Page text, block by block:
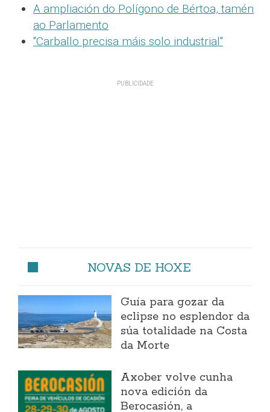
A ampliación do Polígono de Bértoa, tamén
ao Parlamento
"Carballo precisa máis solo industrial"
NOVAS DE HOXE
Guía para gozar da
eclipse no esplendor da
súa totalidade na Costa
da Morte
Axober volve cunha
nova edición da
Berocasión, a